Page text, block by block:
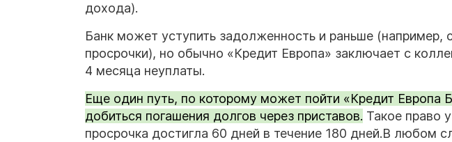
дохода).
Банк может уступить задолженность и раньше (например,
просрочки), но обычно «Кредит Европа» заключает с
4 месяца неуплаты.
Еще один путь, по которому может пойти «Кредит Европа
добиться погашения долгов через приставов. Такое право
просрочка достигла 60 дней в течение 180 дней.В любом